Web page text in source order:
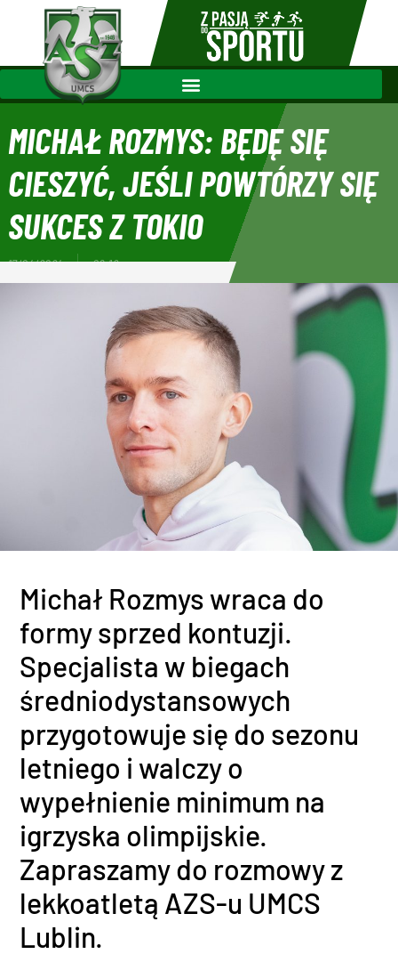
MICHAŁ ROZMYS: BĘDĘ SIĘ
CIESZYĆ, JEŚLI POWTÓRZY SIĘ
SUKCES Z TOKIO
17/04/2024 08:12
Michał Rozmys wraca do
formy sprzed kontuzji.
Specjalista w biegach
średniodystansowych
przygotowuje się do sezonu
letniego i walczy o
wypełnienie minimum na
igrzyska olimpijskie.
Zapraszamy do rozmowy z
lekkoatletą AZS-u UMCS
Lublin.